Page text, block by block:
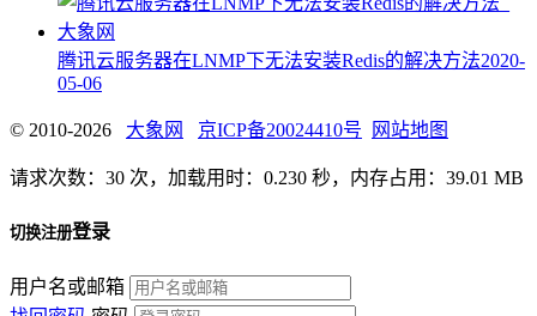
腾讯云服务器在LNMP下无法安装Redis的解决方法2020-
05-06
© 2010-2026 大象网 京ICP备20024410号 网站地图
请求次数：30 次，加载用时：0.230 秒，内存占用：39.01 MB
切换注册登录
用户名或邮箱